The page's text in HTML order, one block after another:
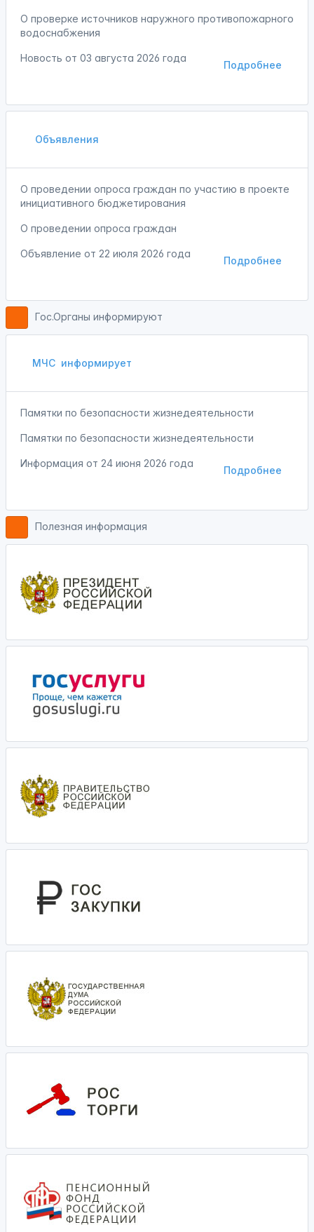
О проверке источников наружного противопожарного
водоснабжения
Подробнее
Новость от 03 августа 2026 года
Объявления
О проведении опроса граждан по участию в проекте
инициативного бюджетирования
О проведении опроса граждан
Подробнее
Объявление от 22 июля 2026 года
Гос.Органы информируют
МЧС информирует
Памятки по безопасности жизнедеятельности
Памятки по безопасности жизнедеятельности
Подробнее
Информация от 24 июня 2026 года
Полезная информация